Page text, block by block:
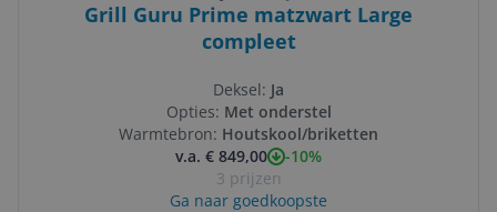
Grill Guru Prime matzwart Large
compleet
Deksel: Ja
Opties: Met onderstel
Warmtebron: Houtskool/briketten
v.a. € 849,00
-10%
3 prijzen
Ga naar goedkoopste